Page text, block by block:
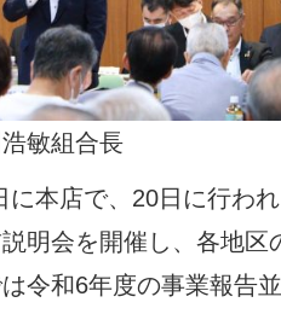
敏組合長
本店で、20日に行わ
明会を開催し、各地区
令和6年度の事業報告